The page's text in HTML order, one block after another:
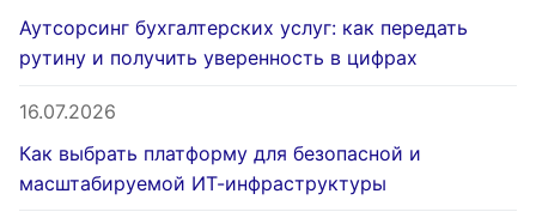
Аутсорсинг бухгалтерских услуг: как передать
рутину и получить уверенность в цифрах
16.07.2026
Как выбрать платформу для безопасной и
масштабируемой ИТ-инфраструктуры